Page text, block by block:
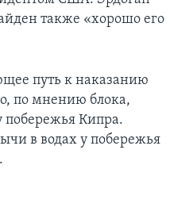
также «хорошо его
путь к наказанию
по мнению блока,
побережья Кипра.
в водах у побережья